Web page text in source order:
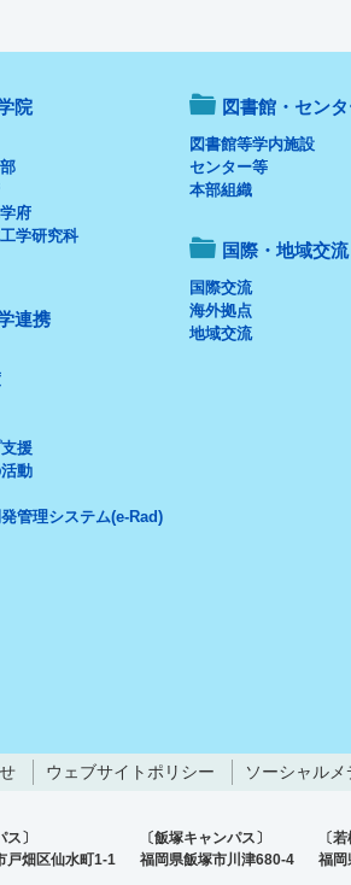
院
府
学研究科
連携
援
動
管理システム(e-Rad)
図書館・セン
図書館等学内施設
センター等
本部組織
国際・地域交流
国際交流
海外拠点
地域交流
ウェブサイトポリシー ソーシャル
〕
戸畑区仙水町1-1
〔飯塚キャンパス〕
福岡県飯塚市川津680-4
〔
福岡